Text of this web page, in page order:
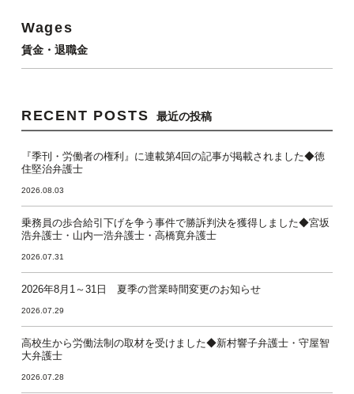
Wages
賃金・退職金
RECENT POSTS 最近の投稿
『季刊・労働者の権利』に連載第4回の記事が掲載されました◆徳
住堅治弁護士
2026.08.03
乗務員の歩合給引下げを争う事件で勝訴判決を獲得しました◆宮坂
浩弁護士・山内一浩弁護士・高橋寛弁護士
2026.07.31
2026年8月1～31日 夏季の営業時間変更のお知らせ
2026.07.29
高校生から労働法制の取材を受けました◆新村響子弁護士・守屋智
大弁護士
2026.07.28